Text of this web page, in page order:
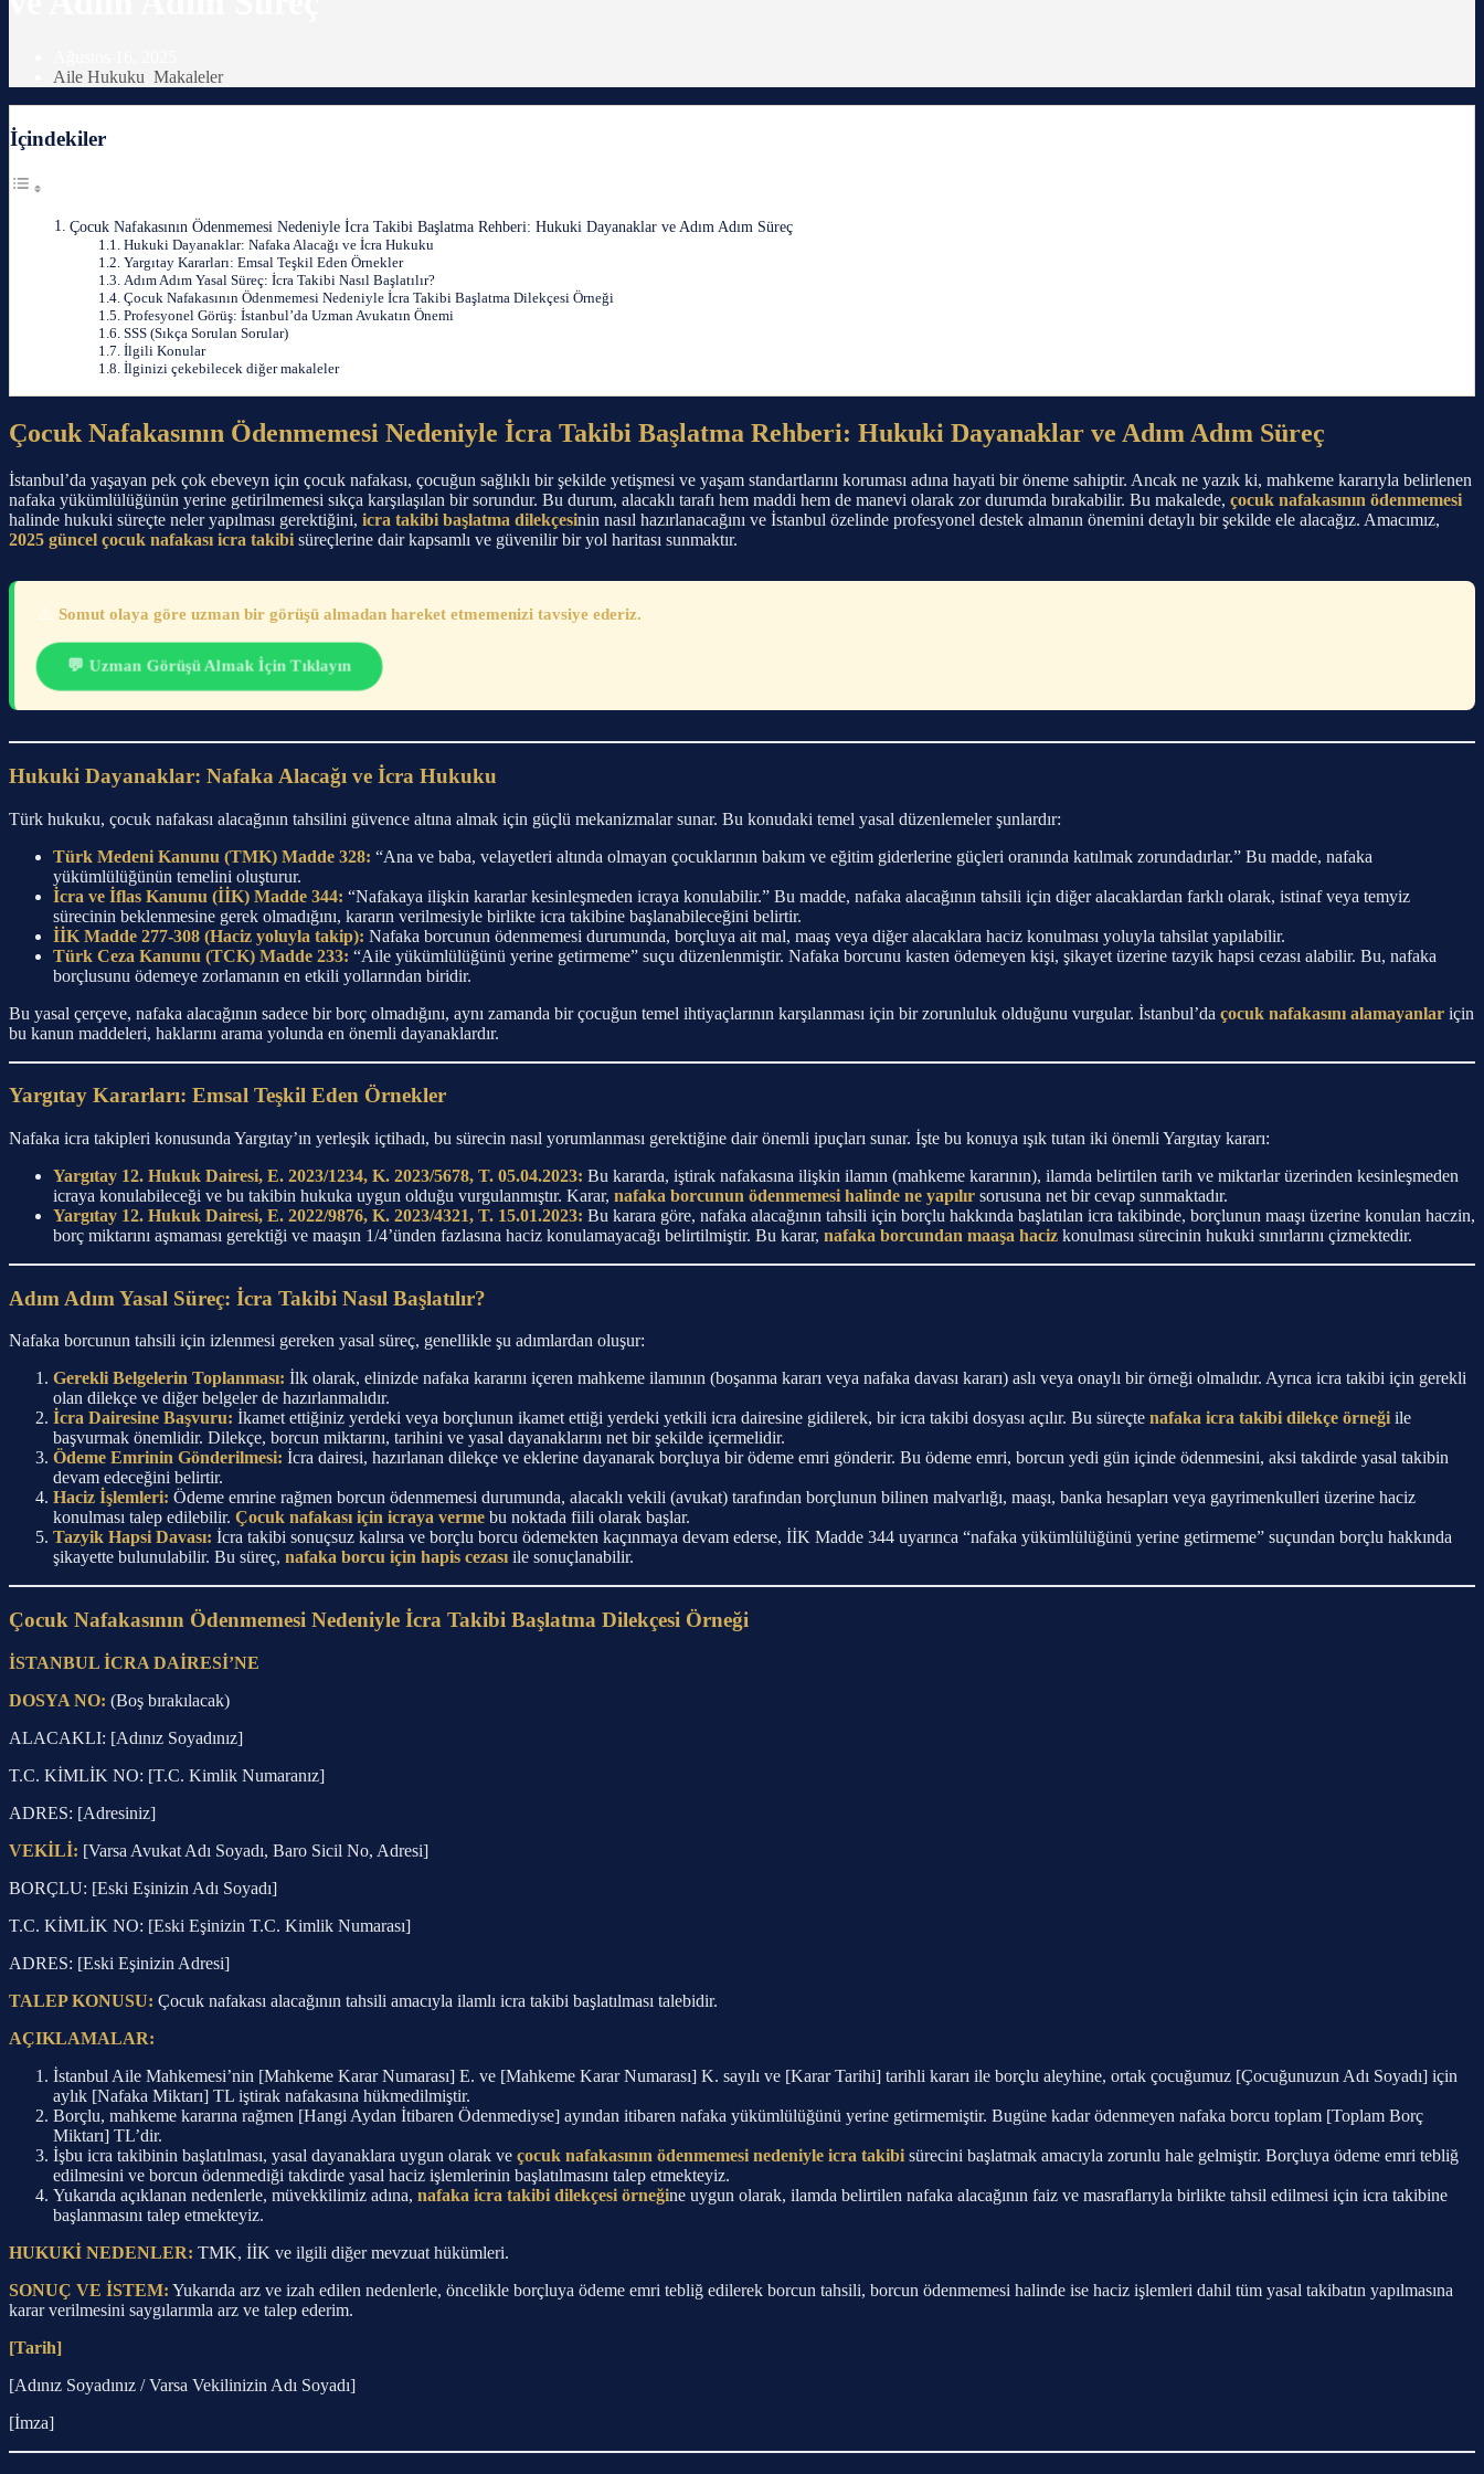
Aile Hukuku Makaleler
İçindekiler
Çocuk Nafakasının Ödenmemesi Nedeniyle İcra Takibi Başlatma Rehberi: Hukuki Dayanaklar ve Adım Adım Süreç
Hukuki Dayanaklar: Nafaka Alacağı ve İcra Hukuku
Yargıtay Kararları: Emsal Teşkil Eden Örnekler
Adım Adım Yasal Süreç: İcra Takibi Nasıl Başlatılır?
Çocuk Nafakasının Ödenmemesi Nedeniyle İcra Takibi Başlatma Dilekçesi Örneği
Profesyonel Görüş: İstanbul’da Uzman Avukatın Önemi
SSS (Sıkça Sorulan Sorular)
İlgili Konular
İlginizi çekebilecek diğer makaleler
Çocuk Nafakasının Ödenmemesi Nedeniyle İcra Takibi Başlatma Rehberi: Hukuki Dayanaklar ve Adım Adım Süreç
İstanbul’da yaşayan pek çok ebeveyn için çocuk nafakası, çocuğun sağlıklı bir şekilde yetişmesi ve yaşam standartlarını koruması adına hayati bir öneme sahiptir. Ancak ne yazık ki, mahkeme kararıyla belirlenen
nafaka yükümlülüğünün yerine getirilmemesi sıkça karşılaşılan bir sorundur. Bu durum, alacaklı tarafı hem maddi hem de manevi olarak zor durumda bırakabilir. Bu makalede, çocuk nafakasının ödenmemesi
halinde hukuki süreçte neler yapılması gerektiğini, icra takibi başlatma dilekçesinin nasıl hazırlanacağını ve İstanbul özelinde profesyonel destek almanın önemini detaylı bir şekilde ele alacağız. Amacımız,
2025 güncel çocuk nafakası icra takibi süreçlerine dair kapsamlı ve güvenilir bir yol haritası sunmaktır.
Somut olaya göre uzman bir görüşü almadan hareket etmemenizi tavsiye ederiz.
💬 Uzman Görüşü Almak İçin Tıklayın
Hukuki Dayanaklar: Nafaka Alacağı ve İcra Hukuku
Türk hukuku, çocuk nafakası alacağının tahsilini güvence altına almak için güçlü mekanizmalar sunar. Bu konudaki temel yasal düzenlemeler şunlardır:
Türk Medeni Kanunu (TMK) Madde 328: “Ana ve baba, velayetleri altında olmayan çocuklarının bakım ve eğitim giderlerine güçleri oranında katılmak zorundadırlar.” Bu madde, nafaka
yükümlülüğünün temelini oluşturur.
İcra ve İflas Kanunu (İİK) Madde 344: “Nafakaya ilişkin kararlar kesinleşmeden icraya konulabilir.” Bu madde, nafaka alacağının tahsili için diğer alacaklardan farklı olarak, istinaf veya temyiz
sürecinin beklenmesine gerek olmadığını, kararın verilmesiyle birlikte icra takibine başlanabileceğini belirtir.
İİK Madde 277-308 (Haciz yoluyla takip): Nafaka borcunun ödenmemesi durumunda, borçluya ait mal, maaş veya diğer alacaklara haciz konulması yoluyla tahsilat yapılabilir.
Türk Ceza Kanunu (TCK) Madde 233: “Aile yükümlülüğünü yerine getirmeme” suçu düzenlenmiştir. Nafaka borcunu kasten ödemeyen kişi, şikayet üzerine tazyik hapsi cezası alabilir. Bu, nafaka
borçlusunu ödemeye zorlamanın en etkili yollarından biridir.
Bu yasal çerçeve, nafaka alacağının sadece bir borç olmadığını, aynı zamanda bir çocuğun temel ihtiyaçlarının karşılanması için bir zorunluluk olduğunu vurgular. İstanbul’da çocuk nafakasını alamayanlar için
bu kanun maddeleri, haklarını arama yolunda en önemli dayanaklardır.
Yargıtay Kararları: Emsal Teşkil Eden Örnekler
Nafaka icra takipleri konusunda Yargıtay’ın yerleşik içtihadı, bu sürecin nasıl yorumlanması gerektiğine dair önemli ipuçları sunar. İşte bu konuya ışık tutan iki önemli Yargıtay kararı:
Yargıtay 12. Hukuk Dairesi, E. 2023/1234, K. 2023/5678, T. 05.04.2023: Bu kararda, iştirak nafakasına ilişkin ilamın (mahkeme kararının), ilamda belirtilen tarih ve miktarlar üzerinden kesinleşmeden
icraya konulabileceği ve bu takibin hukuka uygun olduğu vurgulanmıştır. Karar, nafaka borcunun ödenmemesi halinde ne yapılır sorusuna net bir cevap sunmaktadır.
Yargıtay 12. Hukuk Dairesi, E. 2022/9876, K. 2023/4321, T. 15.01.2023: Bu karara göre, nafaka alacağının tahsili için borçlu hakkında başlatılan icra takibinde, borçlunun maaşı üzerine konulan haczin,
borç miktarını aşmaması gerektiği ve maaşın 1/4’ünden fazlasına haciz konulamayacağı belirtilmiştir. Bu karar, nafaka borcundan maaşa haciz konulması sürecinin hukuki sınırlarını çizmektedir.
Adım Adım Yasal Süreç: İcra Takibi Nasıl Başlatılır?
Nafaka borcunun tahsili için izlenmesi gereken yasal süreç, genellikle şu adımlardan oluşur:
Gerekli Belgelerin Toplanması: İlk olarak, elinizde nafaka kararını içeren mahkeme ilamının (boşanma kararı veya nafaka davası kararı) aslı veya onaylı bir örneği olmalıdır. Ayrıca icra takibi için gerekli
olan dilekçe ve diğer belgeler de hazırlanmalıdır.
İcra Dairesine Başvuru: İkamet ettiğiniz yerdeki veya borçlunun ikamet ettiği yerdeki yetkili icra dairesine gidilerek, bir icra takibi dosyası açılır. Bu süreçte nafaka icra takibi dilekçe örneği ile
başvurmak önemlidir. Dilekçe, borcun miktarını, tarihini ve yasal dayanaklarını net bir şekilde içermelidir.
Ödeme Emrinin Gönderilmesi: İcra dairesi, hazırlanan dilekçe ve eklerine dayanarak borçluya bir ödeme emri gönderir. Bu ödeme emri, borcun yedi gün içinde ödenmesini, aksi takdirde yasal takibin
devam edeceğini belirtir.
Haciz İşlemleri: Ödeme emrine rağmen borcun ödenmemesi durumunda, alacaklı vekili (avukat) tarafından borçlunun bilinen malvarlığı, maaşı, banka hesapları veya gayrimenkulleri üzerine haciz
konulması talep edilebilir. Çocuk nafakası için icraya verme bu noktada fiili olarak başlar.
Tazyik Hapsi Davası: İcra takibi sonuçsuz kalırsa ve borçlu borcu ödemekten kaçınmaya devam ederse, İİK Madde 344 uyarınca “nafaka yükümlülüğünü yerine getirmeme” suçundan borçlu hakkında
şikayette bulunulabilir. Bu süreç, nafaka borcu için hapis cezası ile sonuçlanabilir.
Çocuk Nafakasının Ödenmemesi Nedeniyle İcra Takibi Başlatma Dilekçesi Örneği
İSTANBUL İCRA DAİRESİ’NE
DOSYA NO: (Boş bırakılacak)
ALACAKLI: [Adınız Soyadınız]
T.C. KİMLİK NO: [T.C. Kimlik Numaranız]
ADRES: [Adresiniz]
VEKİLİ: [Varsa Avukat Adı Soyadı, Baro Sicil No, Adresi]
BORÇLU: [Eski Eşinizin Adı Soyadı]
T.C. KİMLİK NO: [Eski Eşinizin T.C. Kimlik Numarası]
ADRES: [Eski Eşinizin Adresi]
TALEP KONUSU: Çocuk nafakası alacağının tahsili amacıyla ilamlı icra takibi başlatılması talebidir.
AÇIKLAMALAR:
İstanbul Aile Mahkemesi’nin [Mahkeme Karar Numarası] E. ve [Mahkeme Karar Numarası] K. sayılı ve [Karar Tarihi] tarihli kararı ile borçlu aleyhine, ortak çocuğumuz [Çocuğunuzun Adı Soyadı] için
aylık [Nafaka Miktarı] TL iştirak nafakasına hükmedilmiştir.
Borçlu, mahkeme kararına rağmen [Hangi Aydan İtibaren Ödenmediyse] ayından itibaren nafaka yükümlülüğünü yerine getirmemiştir. Bugüne kadar ödenmeyen nafaka borcu toplam [Toplam Borç
Miktarı] TL’dir.
İşbu icra takibinin başlatılması, yasal dayanaklara uygun olarak ve çocuk nafakasının ödenmemesi nedeniyle icra takibi sürecini başlatmak amacıyla zorunlu hale gelmiştir. Borçluya ödeme emri tebliğ
edilmesini ve borcun ödenmediği takdirde yasal haciz işlemlerinin başlatılmasını talep etmekteyiz.
Yukarıda açıklanan nedenlerle, müvekkilimiz adına, nafaka icra takibi dilekçesi örneğine uygun olarak, ilamda belirtilen nafaka alacağının faiz ve masraflarıyla birlikte tahsil edilmesi için icra takibine
başlanmasını talep etmekteyiz.
HUKUKİ NEDENLER: TMK, İİK ve ilgili diğer mevzuat hükümleri.
SONUÇ VE İSTEM: Yukarıda arz ve izah edilen nedenlerle, öncelikle borçluya ödeme emri tebliğ edilerek borcun tahsili, borcun ödenmemesi halinde ise haciz işlemleri dahil tüm yasal takibatın yapılmasına
karar verilmesini saygılarımla arz ve talep ederim.
[Tarih]
[Adınız Soyadınız / Varsa Vekilinizin Adı Soyadı]
[İmza]